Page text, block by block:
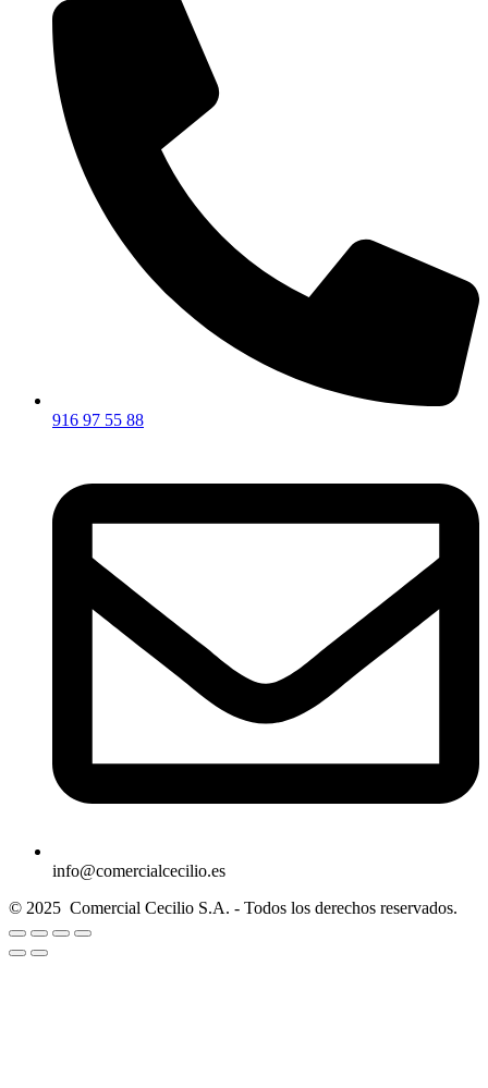
916 97 55 88
info@comercialcecilio.es
© 2025 Comercial Cecilio S.A. - Todos los derechos reservados.